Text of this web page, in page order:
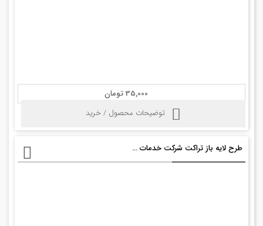
35,000 تومان
توضیحات محصول / خرید
طرح لایه باز تراکت شرکت خدمات هاستینگ psd